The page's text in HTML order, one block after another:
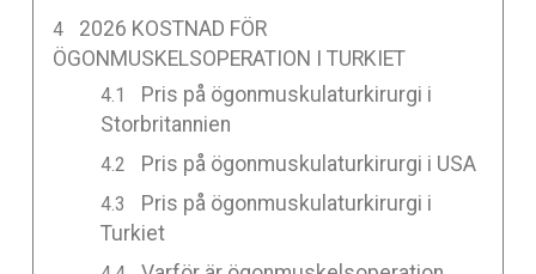
2026 KOSTNAD FÖR
ÖGONMUSKELSOPERATION I TURKIET
Pris på ögonmuskulaturkirurgi i
Storbritannien
Pris på ögonmuskulaturkirurgi i USA
Pris på ögonmuskulaturkirurgi i
Turkiet